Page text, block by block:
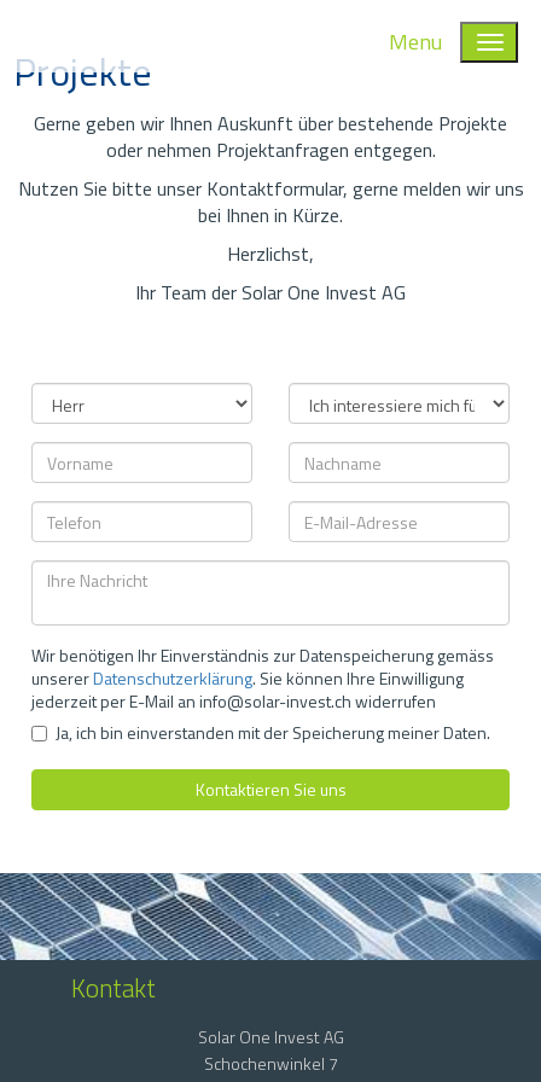
Menu
Projekte
Gerne geben wir Ihnen Auskunft über bestehende Projekte
oder nehmen Projektanfragen entgegen.
Nutzen Sie bitte unser Kontaktformular, gerne melden wir uns
bei Ihnen in Kürze.
Herzlichst,
Ihr Team der Solar One Invest AG
Kontakt
Solar One Invest AG
Schochenwinkel 7